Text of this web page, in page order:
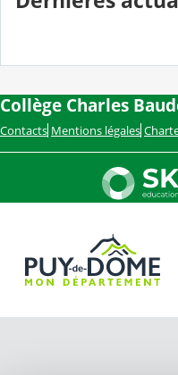
Collège Charles
Contacts Mentions légales